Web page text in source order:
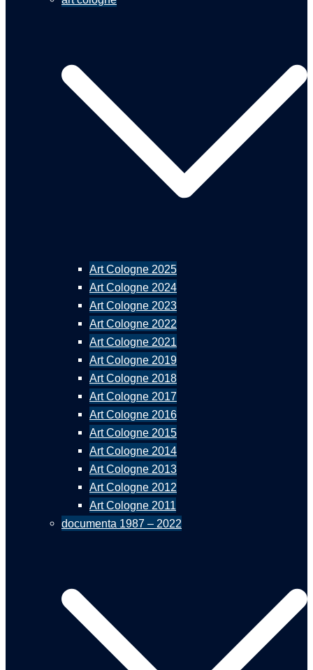
Art Cologne 2025
Art Cologne 2024
Art Cologne 2023
Art Cologne 2022
Art Cologne 2021
Art Cologne 2019
Art Cologne 2018
Art Cologne 2017
Art Cologne 2016
Art Cologne 2015
Art Cologne 2014
Art Cologne 2013
Art Cologne 2012
Art Cologne 2011
documenta 1987 – 2022